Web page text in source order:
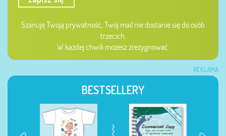
Szanuję Twoją prywatność, Twój mail nie dostanie się do osób
trzecich.
W każdej chwili możesz zrezygnować.
REKLAMA
BESTSELLERY